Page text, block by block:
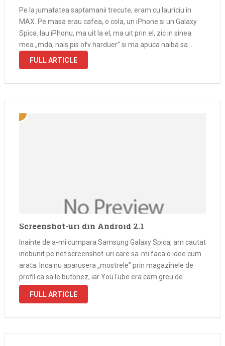
Pe la jumatatea saptamanii trecute, eram cu lauriciu in
MAX. Pe masa erau cafea, o cola, un iPhone si un Galaxy
Spica. Iau iPhonu, ma uit la el, ma uit prin el, zic in sinea
mea „mda, nais pis ofv harduer” si ma apuca naiba sa …
FULL ARTICLE
Screenshot-uri din Android 2.1
Inainte de a-mi cumpara Samsung Galaxy Spica, am cautat
inebunit pe net screenshot-uri care sa-mi faca o idee cum
arata. Inca nu aparusera „mostrele” prin magazinele de
profil ca sa le butonez, iar YouTube era cam greu de
accesat cu un modem 3G de la Orange. …
FULL ARTICLE